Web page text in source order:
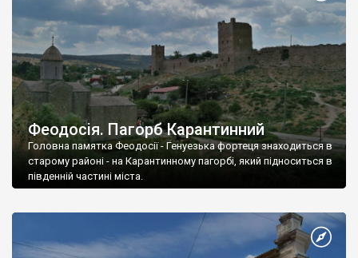
Феодосія. Пагорб Карантинний
Головна памятка Феодосії - Генуезька фортеця знаходиться в
старому районі - на Карантинному пагорбі, який підноситься в
південній частині міста.